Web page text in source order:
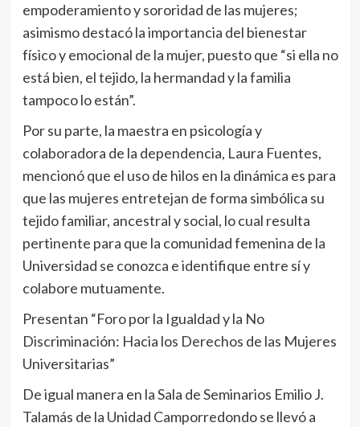
empoderamiento y sororidad de las mujeres;
asimismo destacó la importancia del bienestar
físico y emocional de la mujer, puesto que “si ella no
está bien, el tejido, la hermandad y la familia
tampoco lo están”.
Por su parte, la maestra en psicología y
colaboradora de la dependencia, Laura Fuentes,
mencionó que el uso de hilos en la dinámica es para
que las mujeres entretejan de forma simbólica su
tejido familiar, ancestral y social, lo cual resulta
pertinente para que la comunidad femenina de la
Universidad se conozca e identifique entre sí y
colabore mutuamente.
Presentan “Foro por la Igualdad y la No
Discriminación: Hacia los Derechos de las Mujeres
Universitarias”
De igual manera en la Sala de Seminarios Emilio J.
Talamás de la Unidad Camporredondo se llevó a